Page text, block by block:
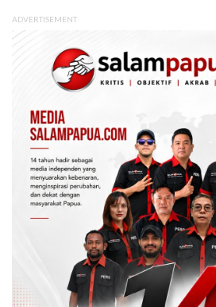
ADVERTISEMENT